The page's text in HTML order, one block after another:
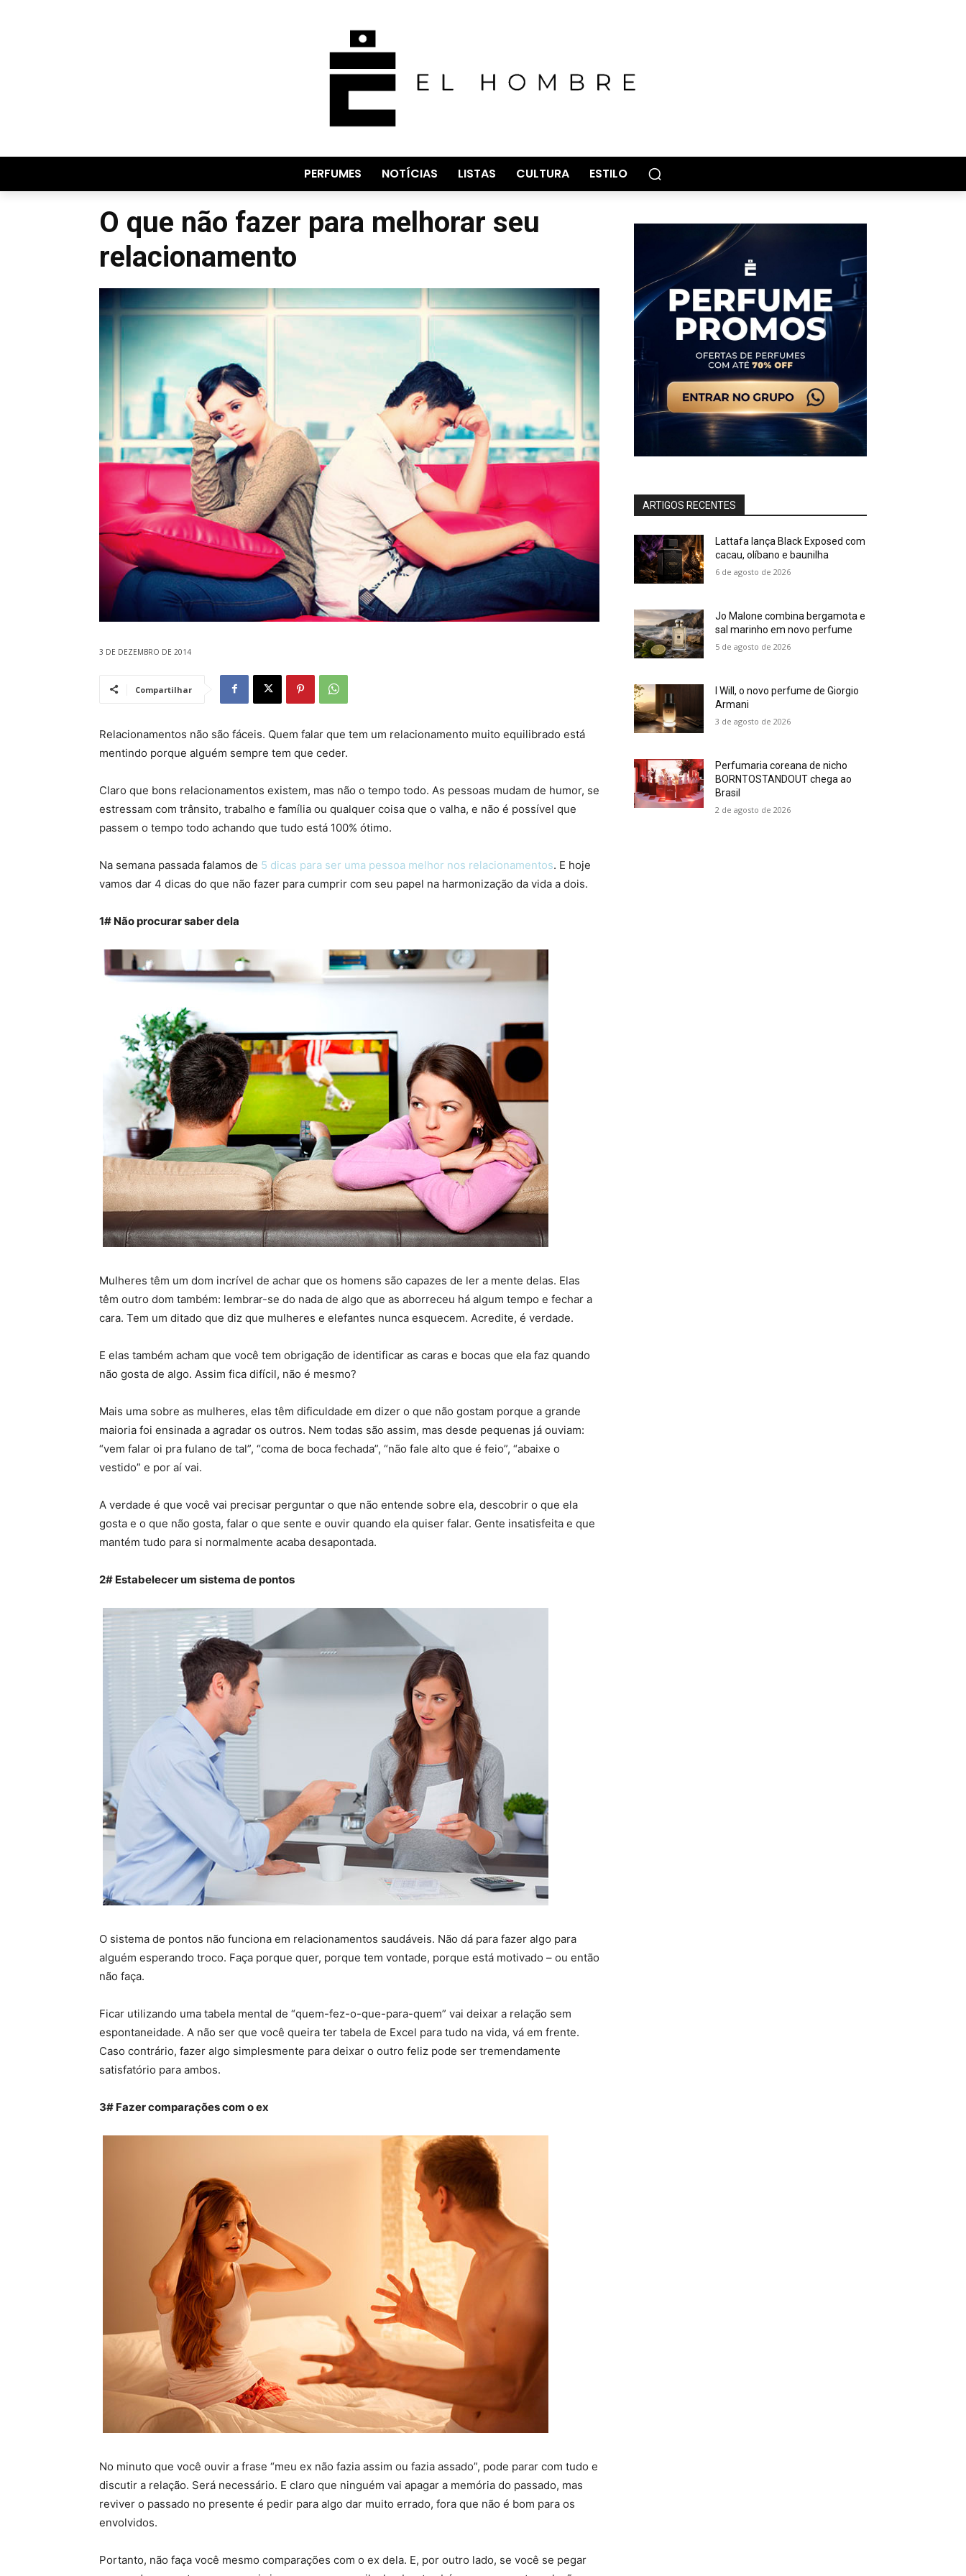
PERFUMES NOTÍCIAS LISTAS CULTURA ESTILO
O que não fazer para melhorar seu
relacionamento
3 DE DEZEMBRO DE 2014
Compartilhar
Relacionamentos não são fáceis. Quem falar que tem um relacionamento muito equilibrado está
mentindo porque alguém sempre tem que ceder.
Claro que bons relacionamentos existem, mas não o tempo todo. As pessoas mudam de humor, se
estressam com trânsito, trabalho e família ou qualquer coisa que o valha, e não é possível que
passem o tempo todo achando que tudo está 100% ótimo.
Na semana passada falamos de 5 dicas para ser uma pessoa melhor nos relacionamentos. E hoje
vamos dar 4 dicas do que não fazer para cumprir com seu papel na harmonização da vida a dois.
1# Não procurar saber dela
Mulheres têm um dom incrível de achar que os homens são capazes de ler a mente delas. Elas
têm outro dom também: lembrar-se do nada de algo que as aborreceu há algum tempo e fechar a
cara. Tem um ditado que diz que mulheres e elefantes nunca esquecem. Acredite, é verdade.
E elas também acham que você tem obrigação de identificar as caras e bocas que ela faz quando
não gosta de algo. Assim fica difícil, não é mesmo?
Mais uma sobre as mulheres, elas têm dificuldade em dizer o que não gostam porque a grande
maioria foi ensinada a agradar os outros. Nem todas são assim, mas desde pequenas já ouviam:
“vem falar oi pra fulano de tal”, “coma de boca fechada”, “não fale alto que é feio”, “abaixe o
vestido” e por aí vai.
A verdade é que você vai precisar perguntar o que não entende sobre ela, descobrir o que ela
gosta e o que não gosta, falar o que sente e ouvir quando ela quiser falar. Gente insatisfeita e que
mantém tudo para si normalmente acaba desapontada.
2# Estabelecer um sistema de pontos
O sistema de pontos não funciona em relacionamentos saudáveis. Não dá para fazer algo para
alguém esperando troco. Faça porque quer, porque tem vontade, porque está motivado – ou então
não faça.
Ficar utilizando uma tabela mental de “quem-fez-o-que-para-quem” vai deixar a relação sem
espontaneidade. A não ser que você queira ter tabela de Excel para tudo na vida, vá em frente.
Caso contrário, fazer algo simplesmente para deixar o outro feliz pode ser tremendamente
satisfatório para ambos.
3# Fazer comparações com o ex
No minuto que você ouvir a frase “meu ex não fazia assim ou fazia assado”, pode parar com tudo e
discutir a relação. Será necessário. E claro que ninguém vai apagar a memória do passado, mas
reviver o passado no presente é pedir para algo dar muito errado, fora que não é bom para os
envolvidos.
Portanto, não faça você mesmo comparações com o ex dela. E, por outro lado, se você se pegar
ARTIGOS RECENTES
Lattafa lança Black Exposed com
cacau, olíbano e baunilha
6 de agosto de 2026
Jo Malone combina bergamota e
sal marinho em novo perfume
5 de agosto de 2026
I Will, o novo perfume de Giorgio
Armani
3 de agosto de 2026
Perfumaria coreana de nicho
BORNTOSTANDOUT chega ao
Brasil
2 de agosto de 2026